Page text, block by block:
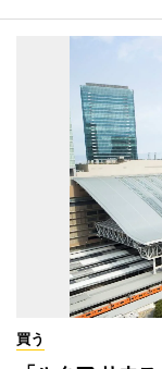
買う